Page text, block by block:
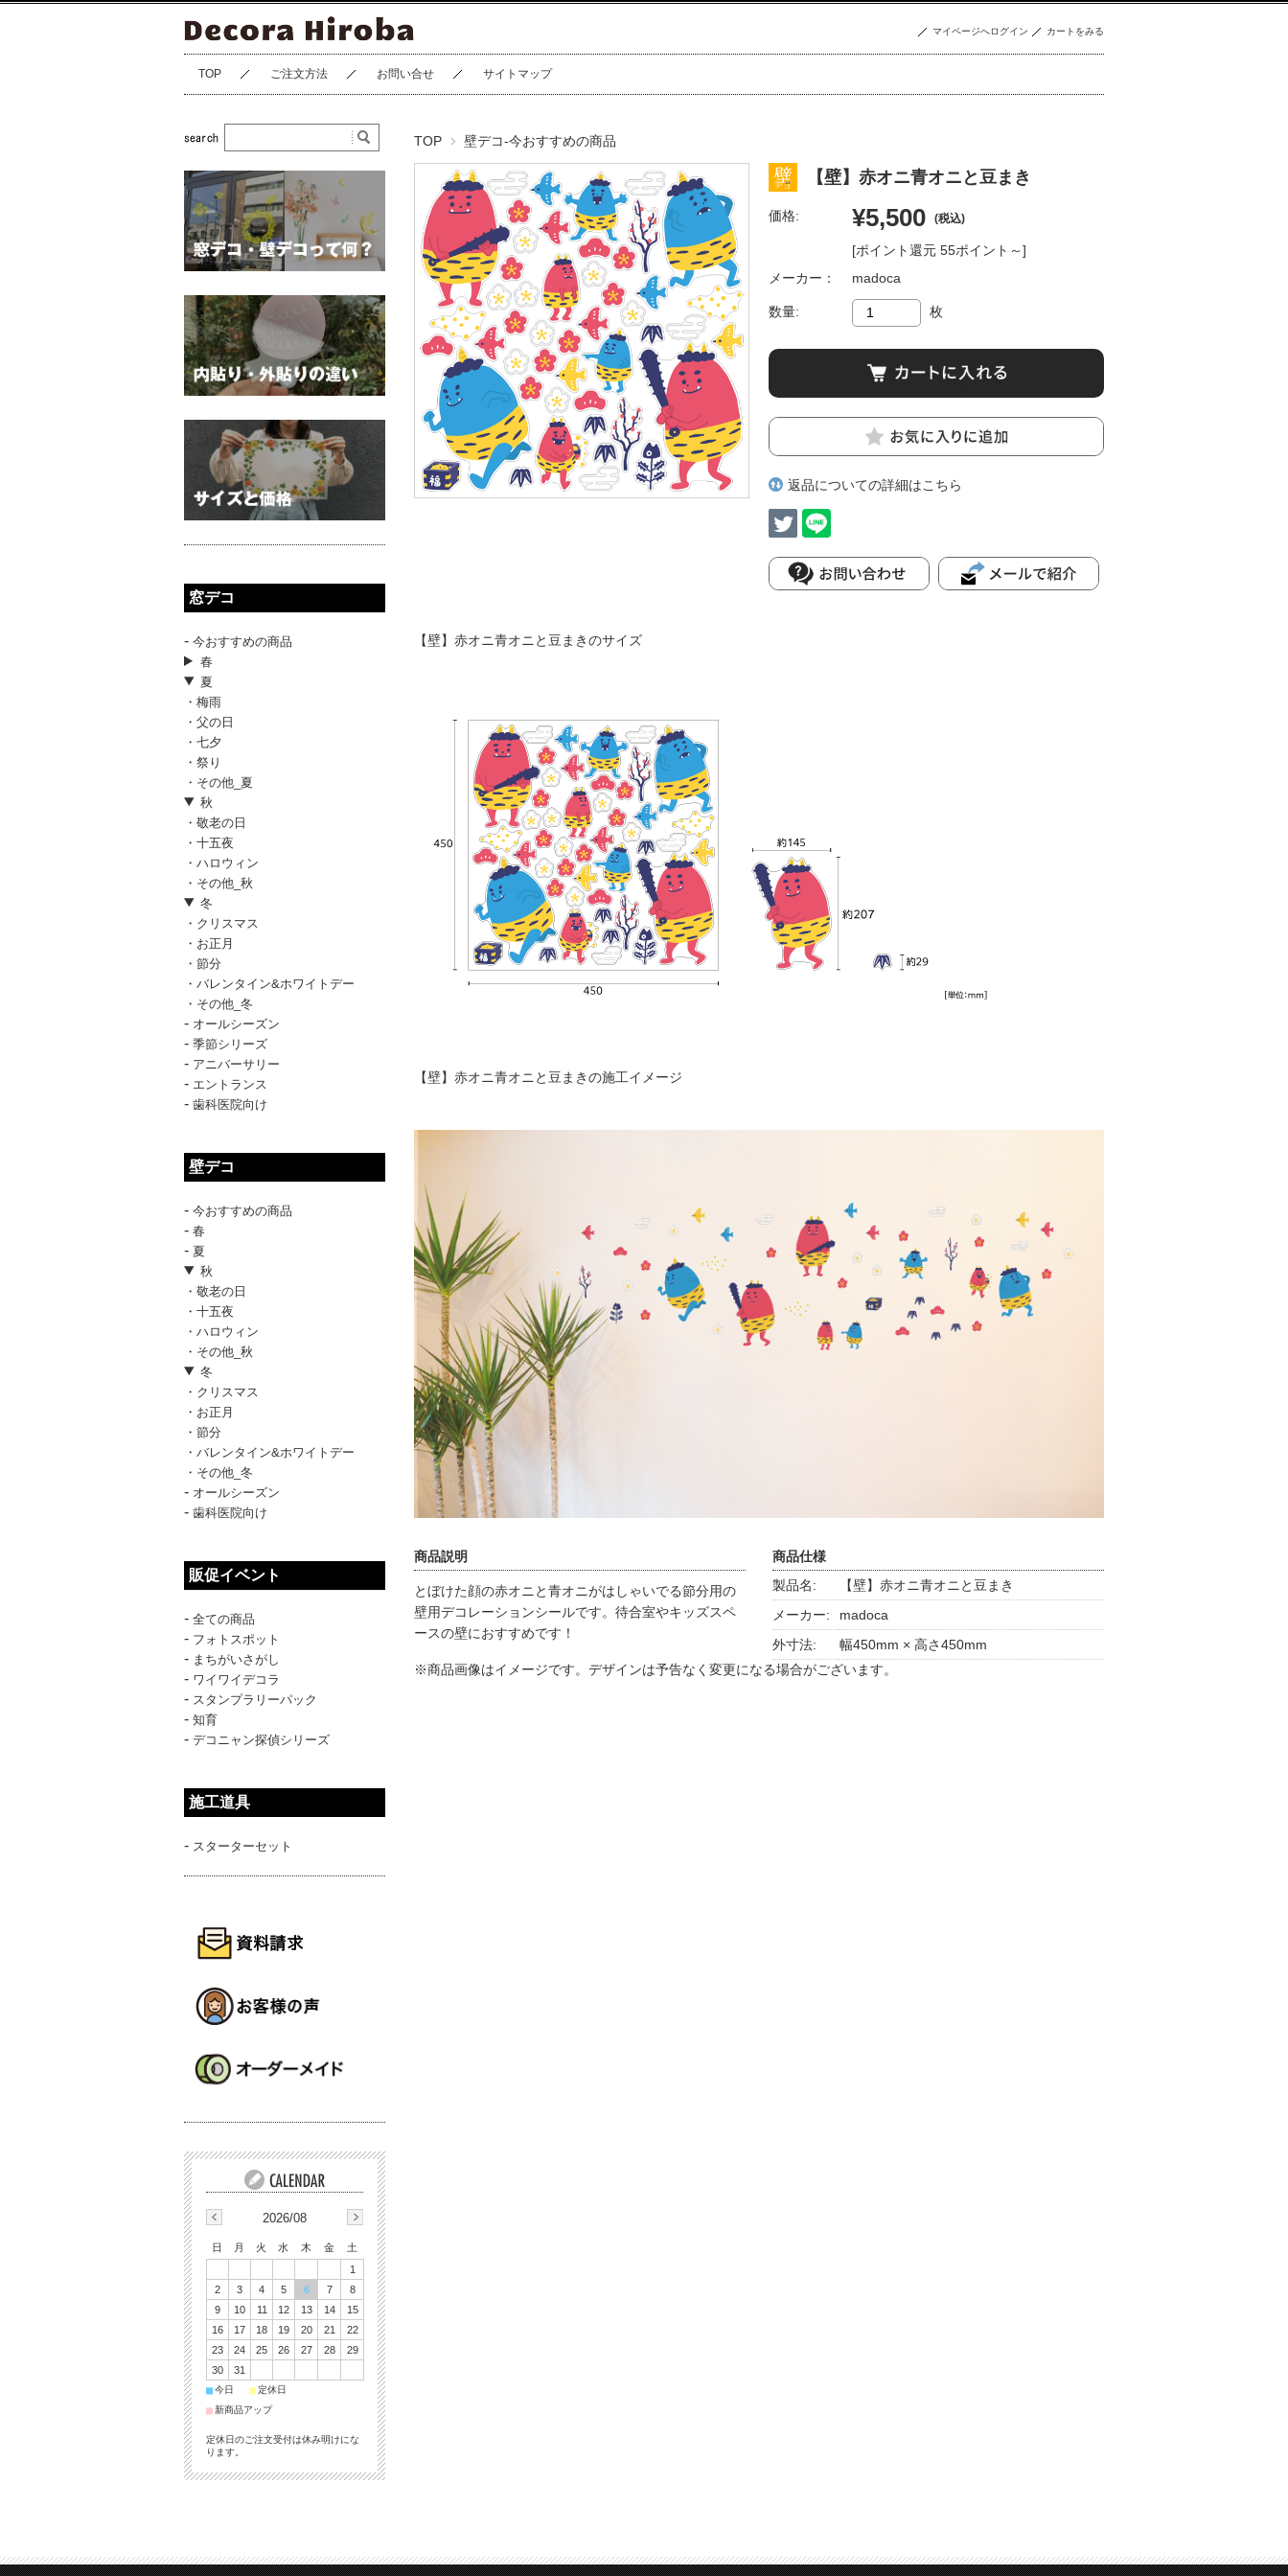
マイページへログイン カートをみる
TOP ご注文方法 お問い合せ サイトマップ
TOP 壁デコ-今おすすめの商品
【壁】赤オニ青オニと豆まき
価格: ¥5,500 (税込)
[ポイント還元 55ポイント～]
メーカー：
madoca
数量: 枚
返品についての詳細はこちら
【壁】赤オニ青オニと豆まきのサイズ
【壁】赤オニ青オニと豆まきの施工イメージ
商品説明
とぼけた顔の赤オニと青オニがはしゃいでる節分用の
壁用デコレーションシールです。待合室やキッズスペ
ースの壁におすすめです！
商品仕様
製品名:
【壁】赤オニ青オニと豆まき
メーカー:
madoca
外寸法:
幅450mm × 高さ450mm
※商品画像はイメージです。デザインは予告なく変更になる場合がございます。
窓デコ
- 今おすすめの商品
春
夏
・梅雨
・父の日
・七夕
・祭り
・その他_夏
秋
・敬老の日
・十五夜
・ハロウィン
・その他_秋
冬
・クリスマス
・お正月
・節分
・バレンタイン&ホワイトデー
・その他_冬
- オールシーズン
- 季節シリーズ
- アニバーサリー
- エントランス
- 歯科医院向け
壁デコ
- 今おすすめの商品
- 春
- 夏
秋
・敬老の日
・十五夜
・ハロウィン
・その他_秋
冬
・クリスマス
・お正月
・節分
・バレンタイン&ホワイトデー
・その他_冬
- オールシーズン
- 歯科医院向け
販促イベント
- 全ての商品
- フォトスポット
- まちがいさがし
- ワイワイデコラ
- スタンプラリーパック
- 知育
- デコニャン探偵シリーズ
施工道具
- スターターセット
2026/08
日 月 火 水 木 金
土
1
2
3 4 5 6 7
8
9
10 11 12 13 14
15
16
17 18 19 20 21
22
23
24 25 26 27 28
29
30
31
■今日 ■定休日
■新商品アップ
定休日のご注文受付は休み明けにな
ります。